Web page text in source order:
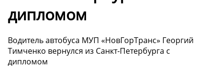
дипломом
Водитель автобуса МУП «НовГорТранс» Георгий
Тимченко вернулся из Санкт-Петербурга с
дипломом